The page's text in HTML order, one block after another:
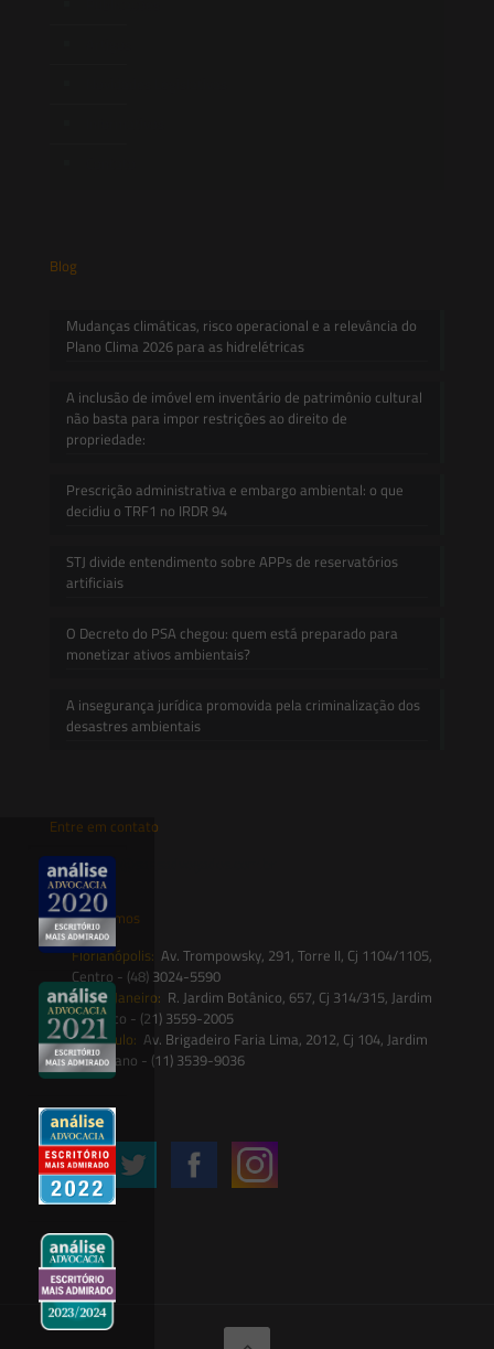
Blog
Mudanças climáticas, risco operacional e a relevância do
Plano Clima 2026 para as hidrelétricas
A inclusão de imóvel em inventário de patrimônio cultural
não basta para impor restrições ao direito de
propriedade:
Prescrição administrativa e embargo ambiental: o que
decidiu o TRF1 no IRDR 94
STJ divide entendimento sobre APPs de reservatórios
artificiais
O Decreto do PSA chegou: quem está preparado para
monetizar ativos ambientais?
A insegurança jurídica promovida pela criminalização dos
desastres ambientais
Entre em contato
contato@saesadvogados.com.br
Onde estamos
Florianópolis: Av. Trompowsky, 291, Torre II, Cj 1104/1105,
Centro - (48) 3024-5590
Rio de Janeiro: R. Jardim Botânico, 657, Cj 314/315, Jardim
Botânico - (21) 3559-2005
São Paulo: Av. Brigadeiro Faria Lima, 2012, Cj 104, Jardim
Paulistano - (11) 3539-9036
Siga-nos